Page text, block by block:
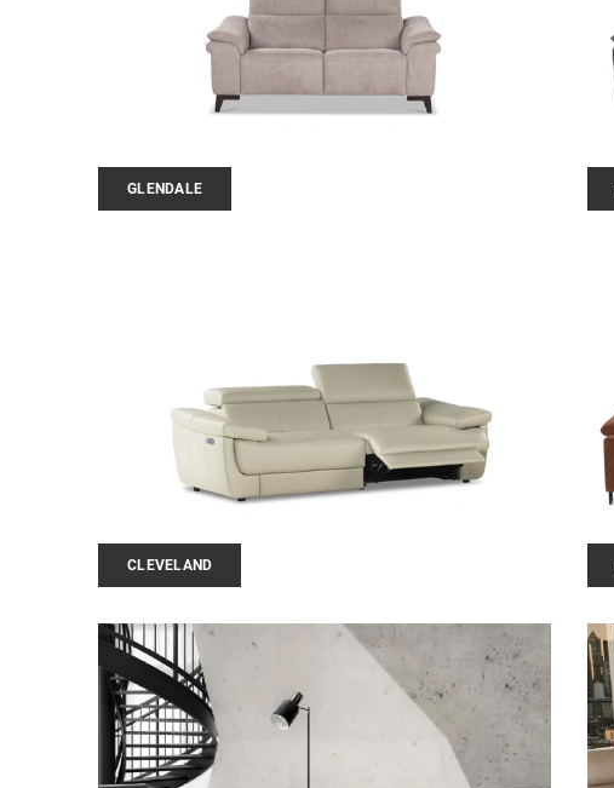
GLENDALE
CLEVELAND